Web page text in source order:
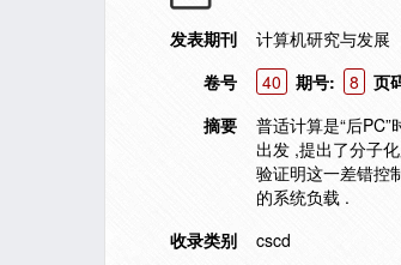
发表期刊
计算机研究与发展
卷号
40 期号: 8 页
摘要
普适计算是“后
出发 ,提出了分子
验证明这一差错控
的系统负载 .
收录类别
cscd